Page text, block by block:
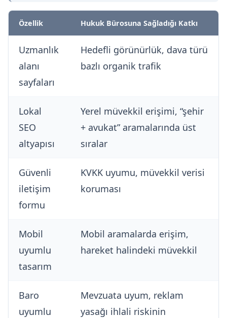
Özellik Hukuk Bürosuna Sağladığı Katkı
Uzmanlık
alanı
sayfaları
Hedefli görünürlük, dava türü
bazlı organik trafik
Lokal
SEO
altyapısı
Yerel müvekkil erişimi, “şehir
+ avukat” aramalarında üst
sıralar
Güvenli
iletişim
formu
KVKK uyumu, müvekkil verisi
koruması
Mobil
uyumlu
tasarım
Mobil aramalarda erişim,
hareket halindeki müvekkil
Baro
uyumlu
Mevzuata uyum, reklam
yasağı ihlali riskinin